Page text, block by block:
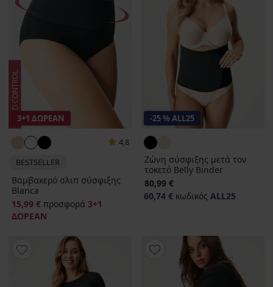
3+1 ΔΩΡΕΑΝ
4,8
BESTSELLER
Βαμβακερό σλιπ σύσφιξης
Blanca
15,99 € προσφορά 3+1
ΔΩΡΕΑΝ
-25 % ALL25
Ζώνη σύσφιξης μετά τον
τοκετό Belly Binder
80,99 €
60,74 € κωδικός ALL25